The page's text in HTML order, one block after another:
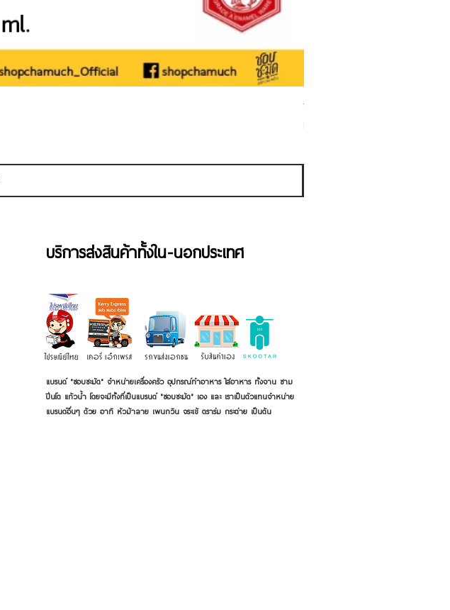
ชามเคลือบ Enamel Food grade ล
บริการส่งสินค้าทั้งใน-นอกประเทศ
แบรนด์ "ชอบชะมัด" จำหน่ายเครื่องครัว อุปกรณ์ทำอาหาร ใส่อาหาร ทั้งจาน ชาม
ปิ่นโต แก้วน้ำ โดยจะมีทั้งที่เป็นแบรนด์ "ชอบชะมัด" เอง และ เราเป็นตัวแทนจำหน่าย
แบรนด์อื่นๆ ด้วย อาทิ หัวม้าลาย เพนกวิน จระเข้ ตราร่ม กระต่าย เป็นต้น